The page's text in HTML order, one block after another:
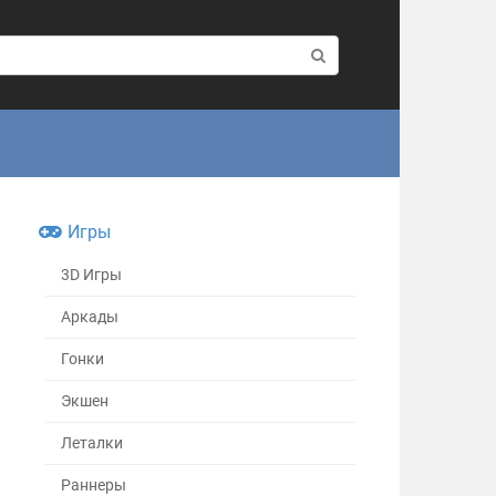
Игры
3D Игры
Аркады
Гонки
Экшен
Леталки
Раннеры